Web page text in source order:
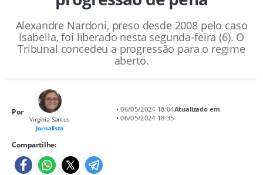
Alexandre Nardoni, preso desde 2008 pelo caso
Isabella, foi liberado nesta segunda-feira (6). O
Tribunal concedeu a progressão para o regime
aberto.
Por
Virgínia Santos
Jornalista
• 06/05/2024 18:04Atualizado em
• 06/05/2024 18:35
Compartilhe: